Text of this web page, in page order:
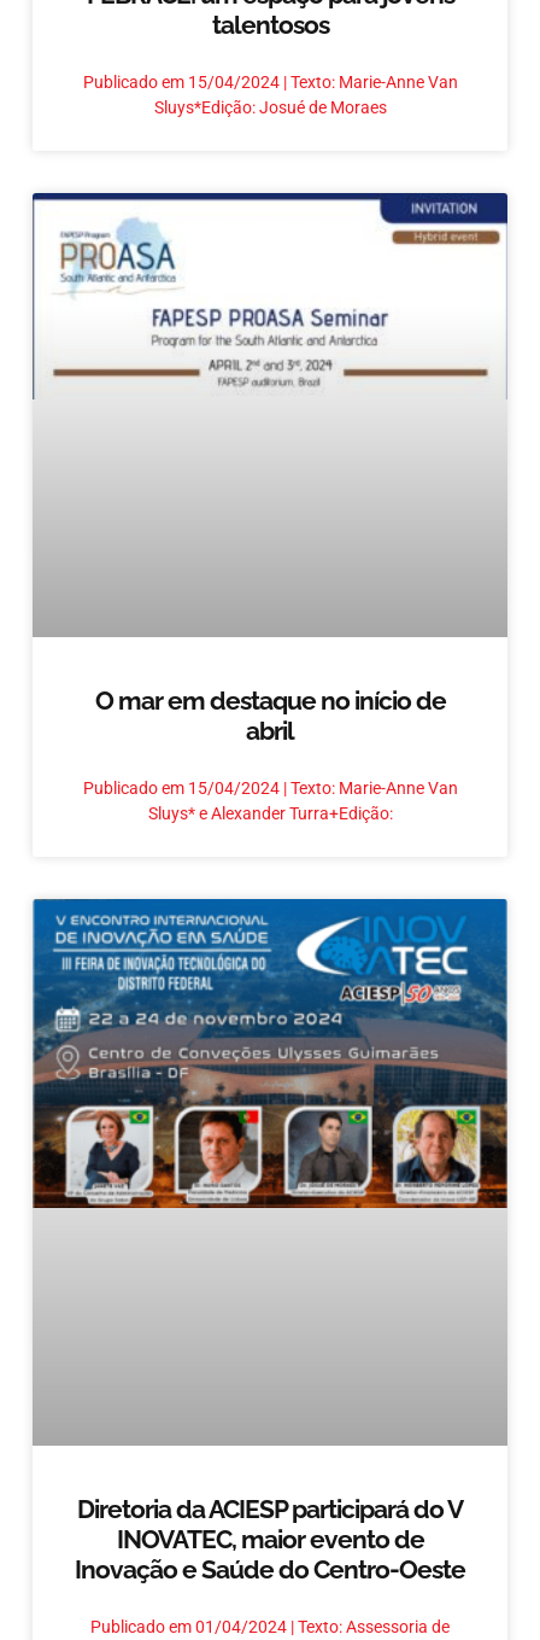
talentosos
Publicado em 15/04/2024 | Texto: Marie-Anne Van
Sluys*Edição: Josué de Moraes
O mar em destaque no início de
abril
Publicado em 15/04/2024 | Texto: Marie-Anne Van
Sluys* e Alexander Turra+Edição:
Diretoria da ACIESP participará do V
INOVATEC, maior evento de
Inovação e Saúde do Centro-Oeste
Publicado em 01/04/2024 | Texto: Assessoria de